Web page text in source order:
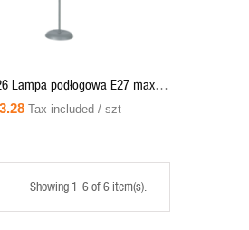
Lampa podłogowa E27 max
25W,1800mm, średn. 230mm
Tax included / szt
Showing 1-6 of 6 item(s).